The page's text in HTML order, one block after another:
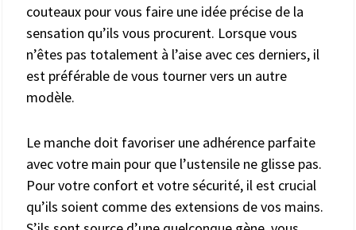
couteaux pour vous faire une idée précise de la
sensation qu’ils vous procurent. Lorsque vous
n’êtes pas totalement à l’aise avec ces derniers, il
est préférable de vous tourner vers un autre
modèle.
Le manche doit favoriser une adhérence parfaite
avec votre main pour que l’ustensile ne glisse pas.
Pour votre confort et votre sécurité, il est crucial
qu’ils soient comme des extensions de vos mains.